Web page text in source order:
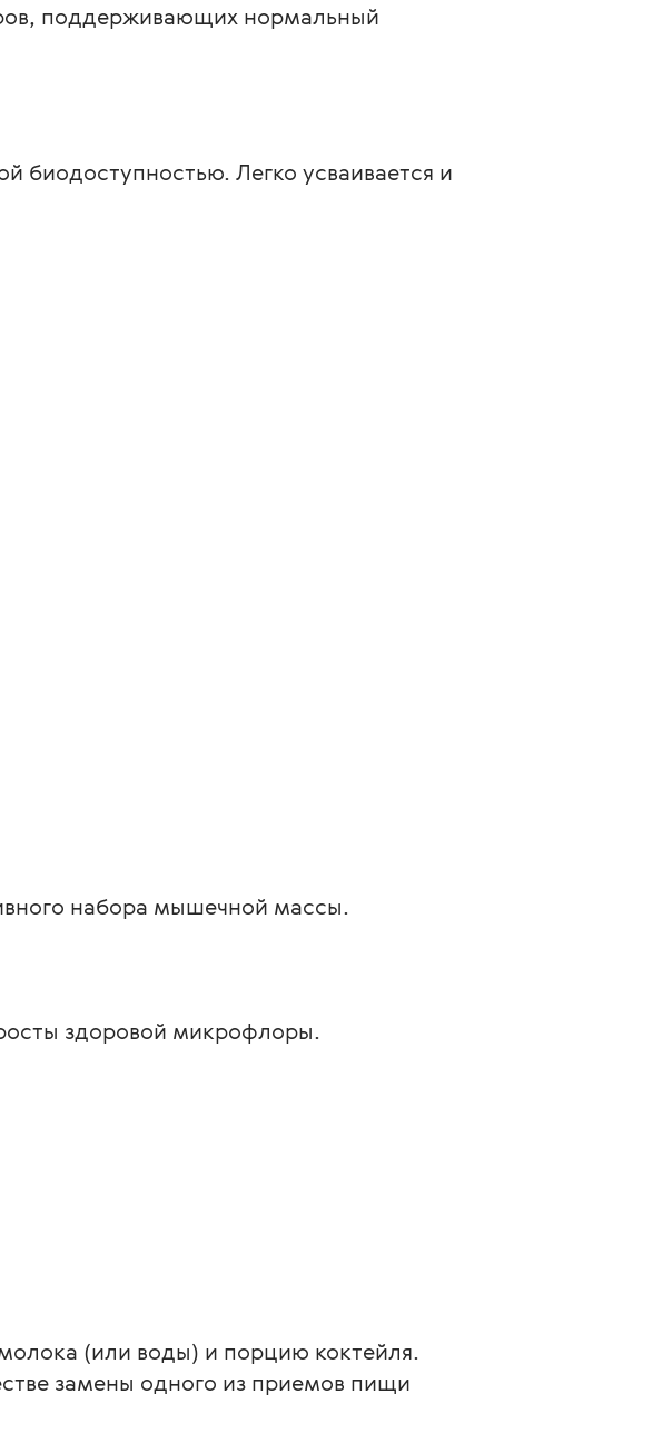
поддерживающих нормальный
Легко усваивается и
набора мышечной массы.
здоровой микрофлоры.
(или воды) и порцию коктейля.
замены одного из приемов пищи